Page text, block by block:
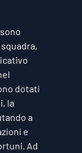
dotati
la
a
e
Ad